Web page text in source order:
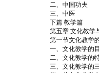
二、中国功夫
三、中医
下篇 教学篇
第五章 文化教学
第一节文化教学
一、文化教学的
二、文化教学的
三、文化教学的